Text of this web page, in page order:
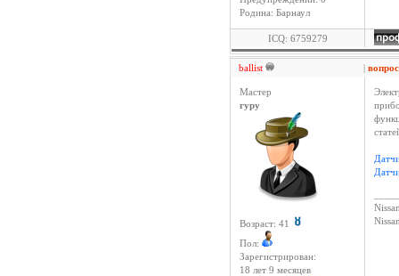
Родина: Барнаул
ICQ: 6759279
ballist |
Мастер
гуру
Возраст: 41
Пол:
Зарегистрирован:
18 лет 9 месяцев